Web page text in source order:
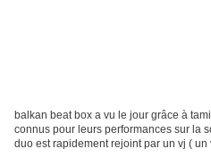
balkan beat box a vu le jour grâce à
connus pour leurs performances sur la
duo est rapidement rejoint par un vj (